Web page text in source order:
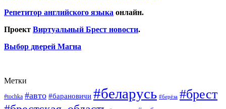
Репетитор английского языка онлайн.
Проект Виртуальный Брест новости.
Выбор дверей Магна
Метки
#tochka #авто #барановичи #беларусь #берёза #брест